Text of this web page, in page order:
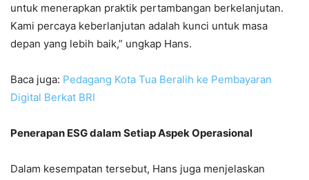
untuk menerapkan praktik pertambangan berkelanjutan.
Kami percaya keberlanjutan adalah kunci untuk masa
depan yang lebih baik,” ungkap Hans.
Baca juga: Pedagang Kota Tua Beralih ke Pembayaran
Digital Berkat BRI
Penerapan ESG dalam Setiap Aspek Operasional
Dalam kesempatan tersebut, Hans juga menjelaskan